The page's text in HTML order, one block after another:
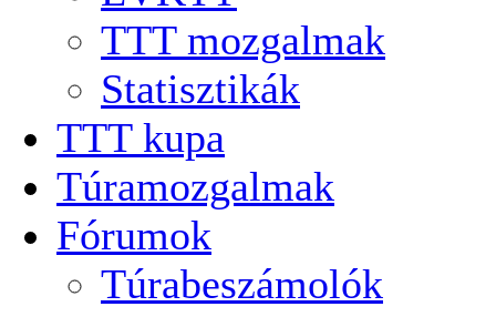
TTT mozgalmak
Statisztikák
TTT kupa
Túramozgalmak
Fórumok
Túrabeszámolók